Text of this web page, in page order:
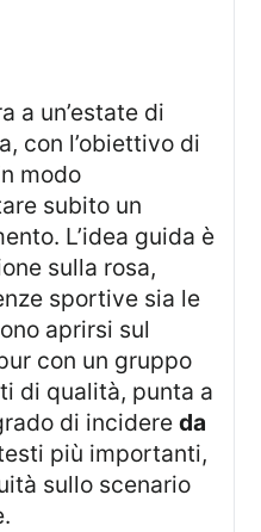
con l’obiettivo di
modo
subito un
L’idea guida è
sulla rosa,
sportive sia le
aprirsi sul
con un gruppo
di qualità, punta a
di incidereda
più importanti,
sullo scenario